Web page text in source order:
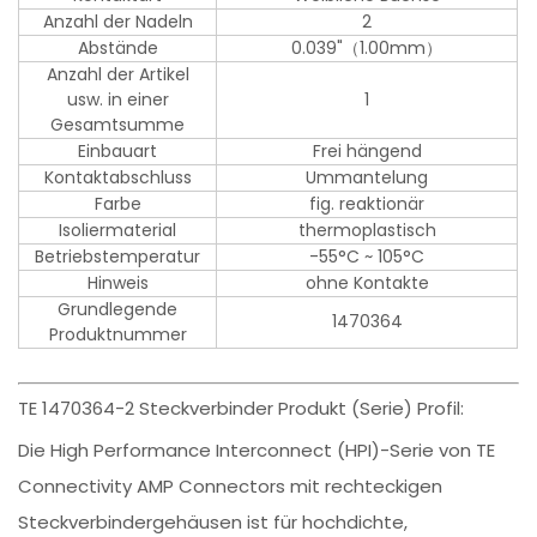
Anzahl der Nadeln
2
Abstände
0.039"（1.00mm）
Anzahl der Artikel
usw. in einer
Gesamtsumme
1
Einbauart
Frei hängend
Kontaktabschluss
Ummantelung
Farbe
fig. reaktionär
Isoliermaterial
thermoplastisch
Betriebstemperatur
-55°C ~ 105°C
Hinweis
ohne Kontakte
Grundlegende
Produktnummer
1470364
TE 1470364-2 Steckverbinder Produkt (Serie) Profil:
Die High Performance Interconnect (HPI)-Serie von TE
Connectivity AMP Connectors mit rechteckigen
Steckverbindergehäusen ist für hochdichte,